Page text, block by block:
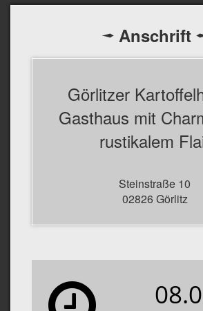
Anschrift
Görlitzer
Gasthaus mit
rustikalem
Steinstraße 10
02826 Görlitz